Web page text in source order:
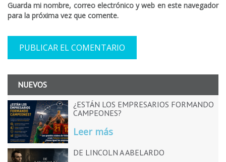
Guarda mi nombre, correo electrónico y web en este navegador
para la próxima vez que comente.
NUEVOS
¿ESTÁN LOS EMPRESARIOS FORMANDO
CAMPEONES?
Leer más
DE LINCOLN A ABELARDO